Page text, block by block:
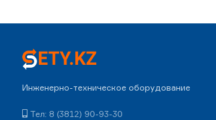
Инженерно-техническое оборудование
Тел: 8 (3812) 90-93-30